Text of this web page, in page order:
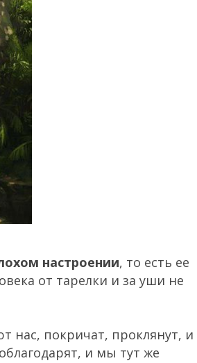
настроении, то есть ее
от тарелки и за уши не
нас, покричат, проклянут, и
и мы тут же